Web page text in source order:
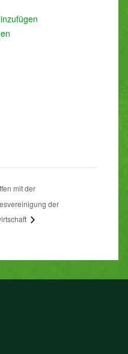
mit der
der